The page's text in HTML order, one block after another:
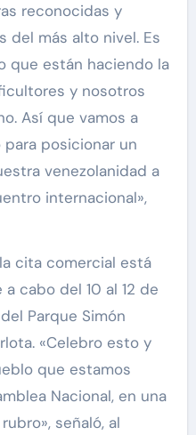
reconocidas y
del más alto nivel. Es
que están haciendo la
y nosotros
Así que vamos a
posicionar un
venezolanidad a
internacional»,
cita comercial está
cabo del 10 al 12 de
Parque Simón
«Celebro esto y
que estamos
Nacional, en una
señaló, al